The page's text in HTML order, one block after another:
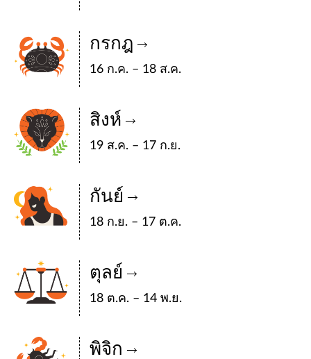
กรกฎ
16 ก.ค. – 18 ส.ค.
สิงห์
19 ส.ค. – 17 ก.ย.
กันย์
18 ก.ย. – 17 ต.ค.
ตุลย์
18 ต.ค. – 14 พ.ย.
พิจิก